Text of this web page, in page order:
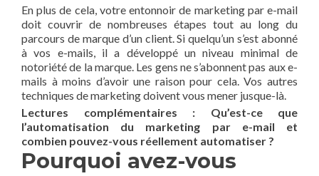
En plus de cela, votre entonnoir de marketing par e-mail
doit couvrir de nombreuses étapes tout au long du
parcours de marque d’un client. Si quelqu’un s’est abonné
à vos e-mails, il a développé un niveau minimal de
notoriété de la marque. Les gens ne s’abonnent pas aux e-
mails à moins d’avoir une raison pour cela. Vos autres
techniques de marketing doivent vous mener jusque-là.
Lectures complémentaires : Qu’est-ce que
l’automatisation du marketing par e-mail et
combien pouvez-vous réellement automatiser ?
Pourquoi avez-vous